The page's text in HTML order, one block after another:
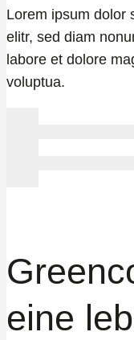
Lorem ipsum dolor
elitr, sed diam
labore et dolore
voluptua.
eine